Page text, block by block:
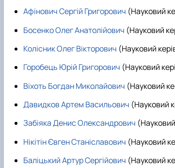
Афінович Сергій Григорович (Науковий
Босенко Олег Анатолійович (Науковий
Колісник Олег Вікторович (Науковий
Горобець Юрій Григорович (Науковий
Віхоть Богдан Миколайович (Науковий
Давидков Артем Васильович (Науковий
Забіяка Денис Олександрович
Нікітін Євген Станіславович (Науковий
Баліцький Артур Сергійович (Науковий